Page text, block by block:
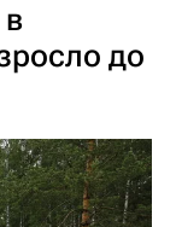
до